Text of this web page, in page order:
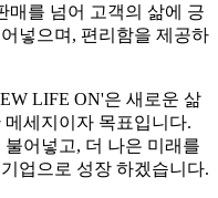
매를 넘어 고객의 삶에 긍
넣으며, 편리함을 제공하
LIFE ON'은 새로운 삶
세지이자 목표입니다.
어넣고, 더 나은 미래를
업으로 성장 하겠습니다.